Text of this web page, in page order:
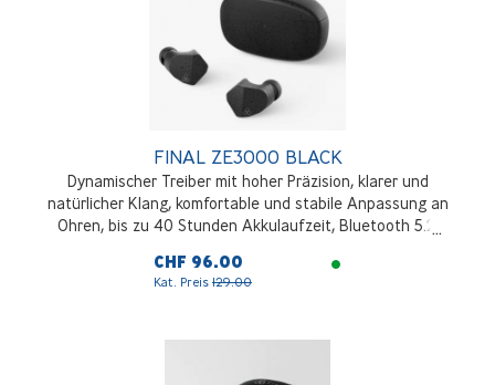
FINAL ZE3000 BLACK
Dynamischer Treiber mit hoher Präzision, klarer und
natürlicher Klang, komfortable und stabile Anpassung an
Ohren, bis zu 40 Stunden Akkulaufzeit, Bluetooth 5.2,
Verbindung, Schwarz
CHF 96.00
Kat. Preis 129.00